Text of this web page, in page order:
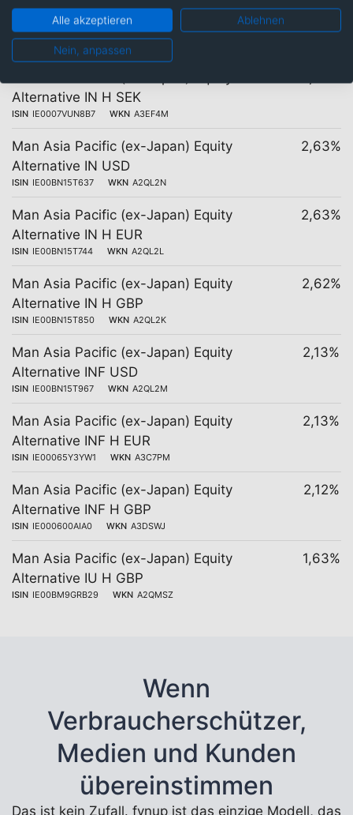
Man Asia Pacific (ex-Japan) Equity
Alternative DNRW H EUR
IE000VNMPZ86 WKN
3,62%
Alternative IN H SEK
ISIN IE0007VUN8B7 WKN A3EF4M
Man Asia Pacific (ex-Japan) Equity
Alternative IN USD
ISIN IE00BN15T637 WKN A2QL2N
2,63%
Man Asia Pacific (ex-Japan) Equity
Alternative IN H EUR
ISIN IE00BN15T744 WKN A2QL2L
2,63%
Man Asia Pacific (ex-Japan) Equity
Alternative IN H GBP
ISIN IE00BN15T850 WKN A2QL2K
2,62%
Man Asia Pacific (ex-Japan) Equity
Alternative INF USD
ISIN IE00BN15T967 WKN A2QL2M
2,13%
Man Asia Pacific (ex-Japan) Equity
Alternative INF H EUR
ISIN IE00065Y3YW1 WKN A3C7PM
2,13%
Man Asia Pacific (ex-Japan) Equity
Alternative INF H GBP
ISIN IE000600AIA0 WKN A3DSWJ
2,12%
Man Asia Pacific (ex-Japan) Equity
Alternative IU H GBP
ISIN IE00BM9GRB29 WKN A2QMSZ
1,63%
Wenn
Verbraucherschützer,
Medien und Kunden
übereinstimmen
Das ist kein Zufall. fynup ist das einzige Modell, das
Alle akzeptieren Ablehnen
Nein, anpassen